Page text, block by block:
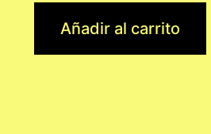
Añadir al carrito